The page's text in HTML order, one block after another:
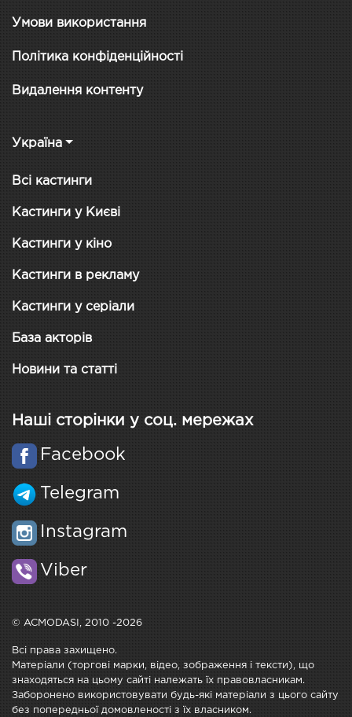
Умови використання
Політика конфіденційності
Видалення контенту
Україна
Всі кастинги
Кастинги у Києві
Кастинги у кіно
Кастинги в рекламу
Кастинги у серіали
База акторів
Новини та статті
Наші сторінки у соц. мережах
Facebook
Telegram
Instagram
Viber
© ACMODASI, 2010 -2026
Всі права захищено.
Матеріали (торгові марки, відео, зображення і тексти), що
знаходяться на цьому сайті належать їх правовласникам.
Заборонено використовувати будь-які матеріали з цього сайту
без попередньої домовленості з їх власником.